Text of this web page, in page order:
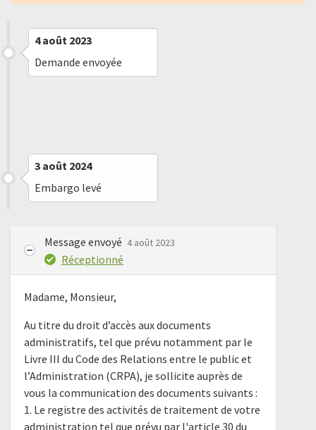
4 août 2023
Demande envoyée
3 août 2024
Embargo levé
Message envoyé 4 août 2023
Réceptionné
Madame, Monsieur,
Au titre du droit d’accès aux documents
administratifs, tel que prévu notamment par le
Livre III du Code des Relations entre le public et
l’Administration (CRPA), je sollicite auprès de
vous la communication des documents suivants :
1. Le registre des activités de traitement de votre
administration tel que prévu par l'article 30 du